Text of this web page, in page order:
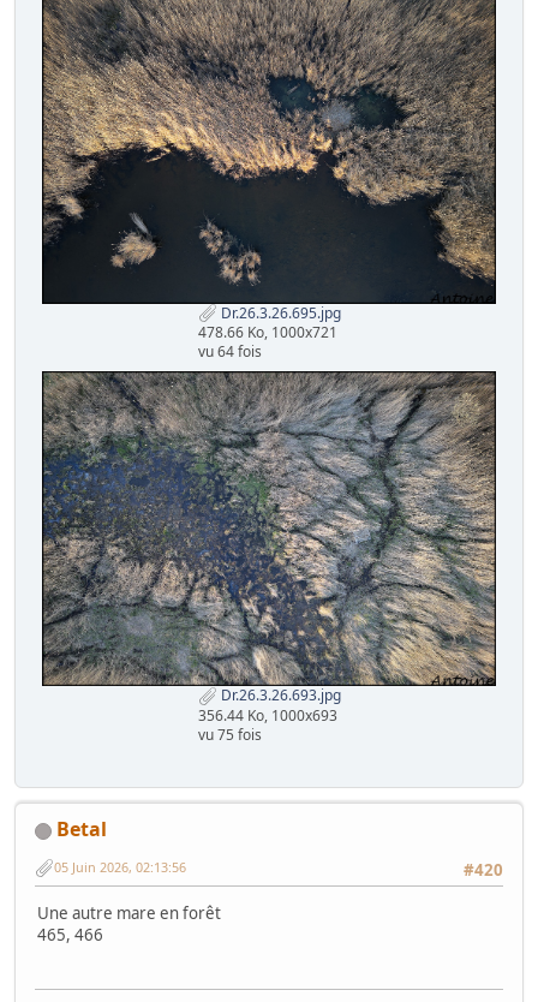
Dr.26.3.26.695.jpg
478.66 Ko, 1000x721
vu 64 fois
Dr.26.3.26.693.jpg
356.44 Ko, 1000x693
vu 75 fois
Betal
#420
05 Juin 2026, 02:13:56
Une autre mare en forêt
465, 466